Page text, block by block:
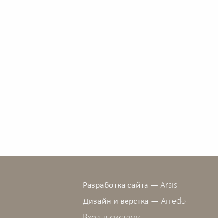
Разработка сайта — Arsis
Дизайн и верстка — Arredo